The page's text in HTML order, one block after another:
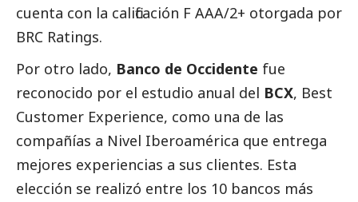
cuenta con la calificación F AAA/2+ otorgada por
BRC Ratings.
Por otro lado, Banco de Occidente fue
reconocido por el estudio anual del BCX, Best
Customer Experience, como una de las
compañías a Nivel Iberoamérica que entrega
mejores experiencias a sus clientes. Esta
elección se realizó entre los 10 bancos más